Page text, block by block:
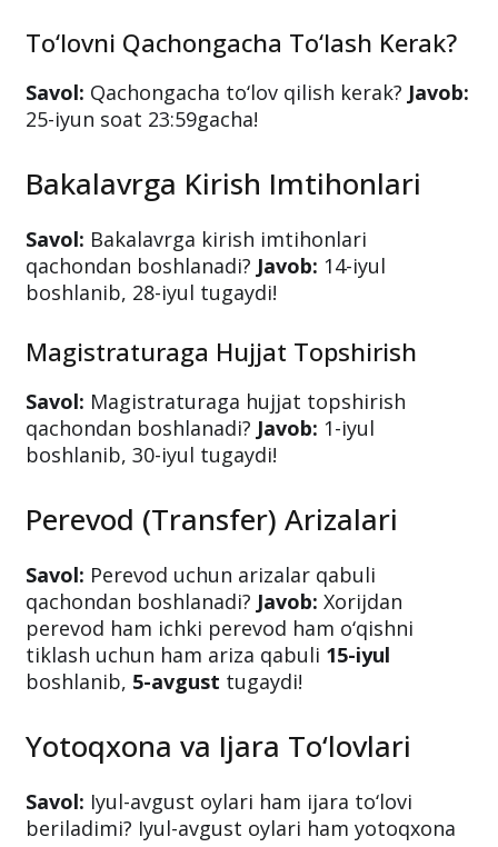
To‘lovni Qachongacha To‘lash Kerak?
Savol: Qachongacha to‘lov qilish kerak? Javob:
25-iyun soat 23:59gacha!
Bakalavrga Kirish Imtihonlari
Savol: Bakalavrga kirish imtihonlari
qachondan boshlanadi? Javob: 14-iyul
boshlanib, 28-iyul tugaydi!
Magistraturaga Hujjat Topshirish
Savol: Magistraturaga hujjat topshirish
qachondan boshlanadi? Javob: 1-iyul
boshlanib, 30-iyul tugaydi!
Perevod (Transfer) Arizalari
Savol: Perevod uchun arizalar qabuli
qachondan boshlanadi? Javob: Xorijdan
perevod ham ichki perevod ham o‘qishni
tiklash uchun ham ariza qabuli 15-iyul
boshlanib, 5-avgust tugaydi!
Yotoqxona va Ijara To‘lovlari
Savol: Iyul-avgust oylari ham ijara to‘lovi
beriladimi? Iyul-avgust oylari ham yotoqxona